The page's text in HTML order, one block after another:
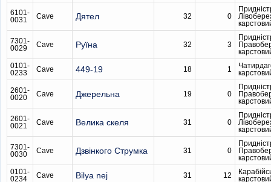
6101-
0031
Cave Дятел 32 0
7301-
0029
Cave Руїна 32 3
0101-
0233
Cave 449-19 18 1
2601-
0020
Cave Джерельна 19 0
2601-
0021
Cave Велика скеля 31 0
7301-
0030
Cave Дзвінкого Струмка 31 0
0101-
0234
Cave Bilya nej 31 12